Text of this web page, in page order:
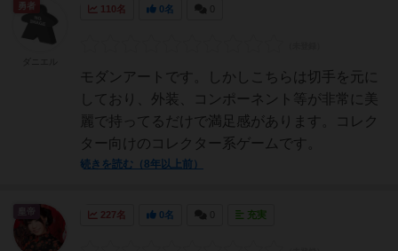
110名 0名
モダンアートです。しかしこちらは切手を元に
しており、外装、コンポーネント等が非常に美
麗で持ってるだけで満足感があります。コレク
ター向けのコレクター系ゲームです。
続きを読む（8年以上前）
勇者
227名 0名 充実